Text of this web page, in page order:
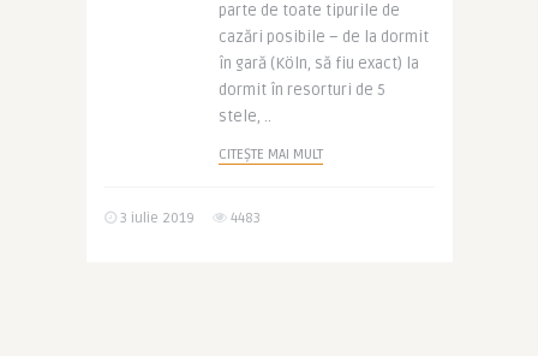
parte de toate tipurile de
cazări posibile – de la dormit
în gară (Köln, să fiu exact) la
dormit în resorturi de 5
stele, ..
CITEȘTE MAI MULT
3 iulie 2019 4483